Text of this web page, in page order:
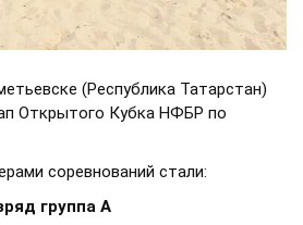
(Республика Татарстан)
Открытого Кубка НФБР по
соревнований стали:
группа А